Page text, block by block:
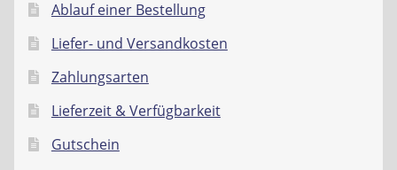
Ablauf einer Bestellung
Liefer- und Versandkosten
Zahlungsarten
Lieferzeit & Verfügbarkeit
Gutschein